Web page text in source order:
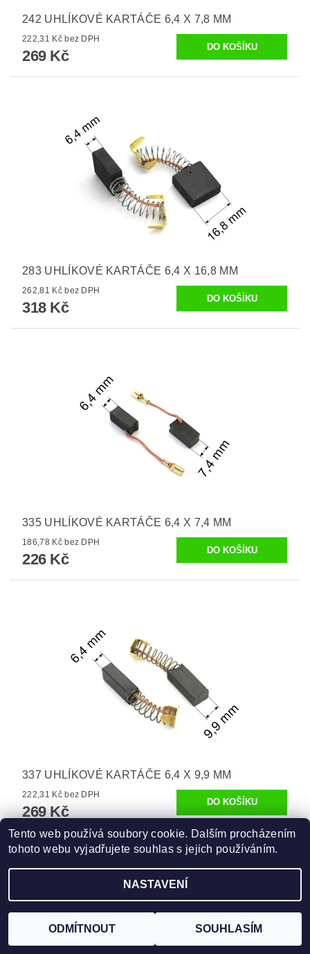
242 UHLÍKOVÉ KARTÁČE 6,4 X 7,8 MM
222,31 Kč bez DPH
269 Kč
283 UHLÍKOVÉ KARTÁČE 6,4 X 16,8 MM
262,81 Kč bez DPH
318 Kč
335 UHLÍKOVÉ KARTÁČE 6,4 X 7,4 MM
186,78 Kč bez DPH
226 Kč
337 UHLÍKOVÉ KARTÁČE 6,4 X 9,9 MM
222,31 Kč bez DPH
269 Kč
Tento web používá soubory cookie. Dalším procházením
tohoto webu vyjadřujete souhlas s jejich používáním.
NASTAVENÍ
ODMÍTNOUT SOUHLASÍM